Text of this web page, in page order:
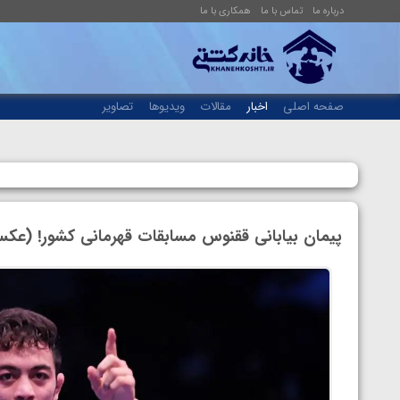
درباره ما تماس با ما همکاری با ما
صفحه اصلی اخبار مقالات ویدیوها تصاویر
پیمان بیابانی ققنوس مسابقات قهرمانی کشور!